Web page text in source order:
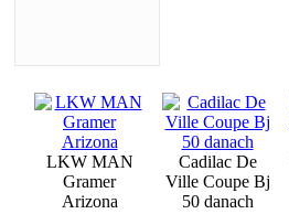
LKW MAN
Gramer
Arizona
Cadilac De
Ville Coupe Bj
50 danach